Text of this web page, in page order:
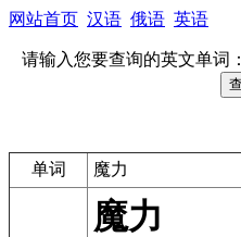
网站首页 汉语 俄语 英语
请输入您要查询的英文单词：
单词 魔力
魔力